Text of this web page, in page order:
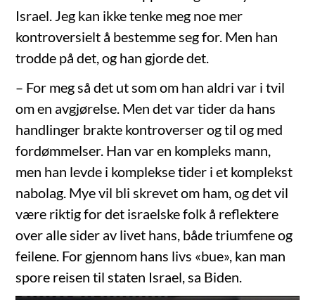
Israel. Jeg kan ikke tenke meg noe mer
kontroversielt å bestemme seg for. Men han
trodde på det, og han gjorde det.
– For meg så det ut som om han aldri var i tvil
om en avgjørelse. Men det var tider da hans
handlinger brakte kontroverser og til og med
fordømmelser. Han var en kompleks mann,
men han levde i komplekse tider i et komplekst
nabolag. Mye vil bli skrevet om ham, og det vil
være riktig for det israelske folk å reflektere
over alle sider av livet hans, både triumfene og
feilene. For gjennom hans livs «bue», kan man
spore reisen til staten Israel, sa Biden.